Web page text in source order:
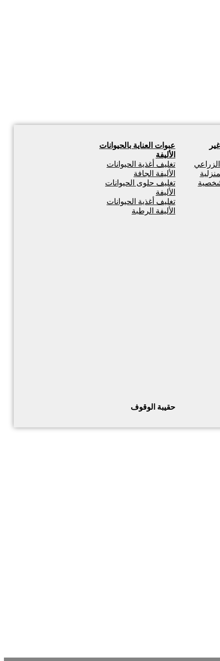
الزراعي
عبوات العناية بالحيوانات
الأليفة
تغليف أغذية الحيوانات
الأليفة الجافة
تغليف حلوى الحيوانات
الأليفة
تغليف أغذية الحيوانات
الأليفة الرطبة
حقيبة الوقوف